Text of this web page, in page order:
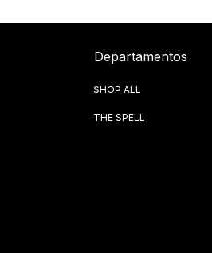
Departamentos
SHOP ALL
THE SPELL